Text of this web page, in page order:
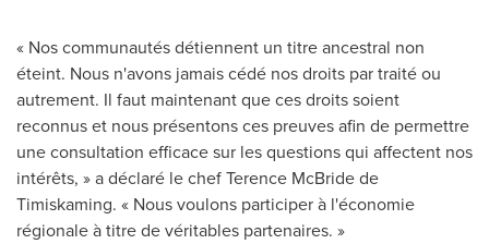
« Nos communautés détiennent un titre ancestral non
éteint. Nous n'avons jamais cédé nos droits par traité ou
autrement. Il faut maintenant que ces droits soient
reconnus et nous présentons ces preuves afin de permettre
une consultation efficace sur les questions qui affectent nos
intérêts, » a déclaré le chef Terence McBride de
Timiskaming. « Nous voulons participer à l'économie
régionale à titre de véritables partenaires. »